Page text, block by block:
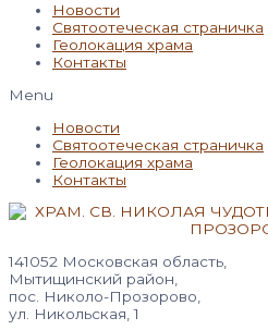
Новости
Святоотеческая страничка
Геолокация храма
Контакты
Menu
Новости
Святоотеческая страничка
Геолокация храма
Контакты
141052 Московская область,
Мытищинский район,
пос. Николо-Прозорово,
ул. Никольская, 1